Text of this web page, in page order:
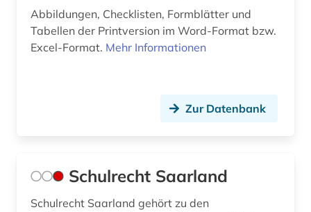
Abbildungen, Checklisten, Formblätter und
Tabellen der Printversion im Word-Format bzw.
Excel-Format. Mehr Informationen
Zur Datenbank
Schulrecht Saarland
Schulrecht Saarland gehört zu den